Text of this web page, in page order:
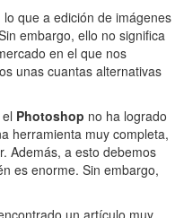
que a edición de imágenes
embargo, ello no significa
en el que nos
unas cuantas alternativas
Photoshop no ha logrado
herramienta muy completa,
Además, a esto debemos
es enorme. Sin embargo,
un artículo muy